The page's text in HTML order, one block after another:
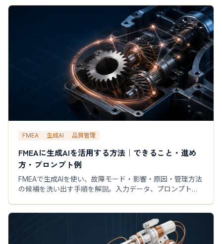
FMEA 生成AI 品質管理
FMEAに生成AIを活用する方法｜できること・進め
方・プロンプト例
FMEAで生成AIを使い、故障モード・影響・原因・管理方法
の候補を洗い出す手順を解説。入力データ、プロンプト
リスト、小さく検証する方法も紹介します。